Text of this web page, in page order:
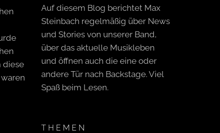
diese
Auf diesem Blog berichtet Max
Steinbach regelmäßig über News
und Stories von unserer Band,
über das aktuelle Musikleben
und öffnen auch die eine oder
andere Tür nach Backstage. Viel
Spaß beim Lesen.
THEMEN